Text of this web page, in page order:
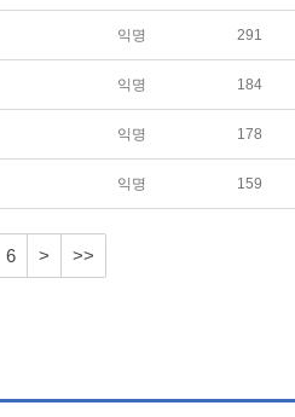
익명 291
익명 184
익명 178
익명 159
6 > >>